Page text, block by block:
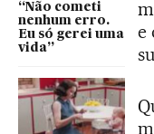
“Não cometi
nenhum erro.
Eu só gerei uma
vida”
e